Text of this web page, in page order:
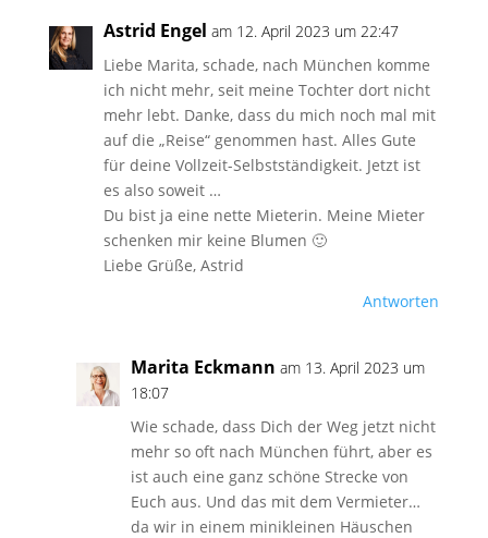
Astrid Engel am 12. April 2023 um 22:47
Liebe Marita, schade, nach München komme
ich nicht mehr, seit meine Tochter dort nicht
mehr lebt. Danke, dass du mich noch mal mit
auf die „Reise“ genommen hast. Alles Gute
für deine Vollzeit-Selbstständigkeit. Jetzt ist
es also soweit …
Du bist ja eine nette Mieterin. Meine Mieter
schenken mir keine Blumen 🙂
Liebe Grüße, Astrid
Antworten
Marita Eckmann am 13. April 2023 um
18:07
Wie schade, dass Dich der Weg jetzt nicht
mehr so oft nach München führt, aber es
ist auch eine ganz schöne Strecke von
Euch aus. Und das mit dem Vermieter…
da wir in einem minikleinen Häuschen